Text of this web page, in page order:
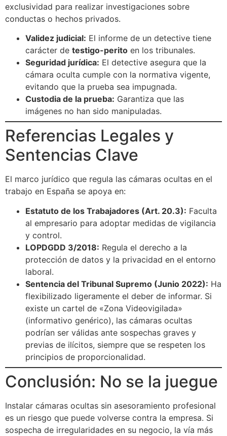
exclusividad para realizar investigaciones sobre
conductas o hechos privados.
Validez judicial: El informe de un detective tiene
carácter de testigo-perito en los tribunales.
Seguridad jurídica: El detective asegura que la
cámara oculta cumple con la normativa vigente,
evitando que la prueba sea impugnada.
Custodia de la prueba: Garantiza que las
imágenes no han sido manipuladas.
Referencias Legales y
Sentencias Clave
El marco jurídico que regula las cámaras ocultas en el
trabajo en España se apoya en:
Estatuto de los Trabajadores (Art. 20.3): Faculta
al empresario para adoptar medidas de vigilancia
y control.
LOPDGDD 3/2018: Regula el derecho a la
protección de datos y la privacidad en el entorno
laboral.
Sentencia del Tribunal Supremo (Junio 2022): Ha
flexibilizado ligeramente el deber de informar. Si
existe un cartel de «Zona Videovigilada»
(informativo genérico), las cámaras ocultas
podrían ser válidas ante sospechas graves y
previas de ilícitos, siempre que se respeten los
principios de proporcionalidad.
Conclusión: No se la juegue
Instalar cámaras ocultas sin asesoramiento profesional
es un riesgo que puede volverse contra la empresa. Si
sospecha de irregularidades en su negocio, la vía más